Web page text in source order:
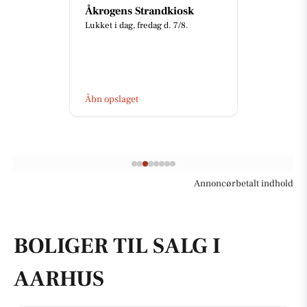
Åkrogens Strandkiosk
Lukket i dag, fredag d. 7/8.
Åbn opslaget
Annoncørbetalt indhold
BOLIGER TIL SALG I
AARHUS